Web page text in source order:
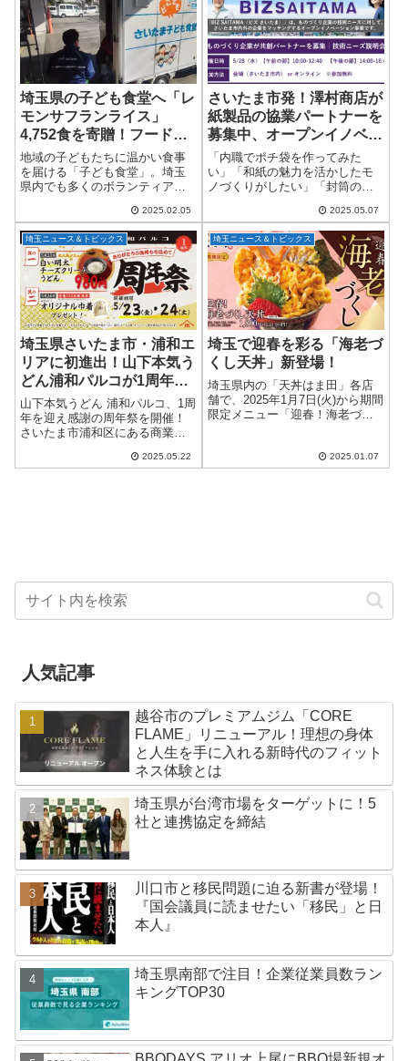
きのためのフェア...
埼玉県の子ども食堂へ「レ
モンサフランライス」
4,752食を寄贈！フードド
ライブも実施
地域の子どもたちに温かい食事
を届ける「子ども食堂」。埼玉
県内でも多くのボランティア団
今回は生活協同組合パルシステ
ム埼玉が大規模な寄贈を行いま
した！子ども食堂へ4,752パック
のごはんを提供...
2025.02.05
さいたま市発！澤村商店が
紙製品の協業パートナーを
募集中、オープンイノベー
ションで広がる地域の可能
性
「内職でポチ袋を作ってみた
い」「和紙の魅力を活かしたモ
ノづくりがしたい」「封筒の印
や職人さんに朗報です！さいた
ま市が主催し、公益財団法人さ
いたま市産業創造財団が運営す
るオープンイノベーシ...
2025.05.07
埼玉ニュース＆トピックス
埼玉県さいたま市・浦和エ
リアに初進出！山下本気う
どん浦和パルコが1周年
「本気の讃岐うどん」周年
祭開催
山下本気うどん 浦和パルコ、1周
年を迎え感謝の周年祭を開催！
さいたま市浦和区にある商業施
和エリア初出店としてオープン
2025.05.22
埼玉ニュース＆トピックス
埼玉で迎春を彩る「海老づ
くし天丼」新登場！
埼玉県内の「天丼はま田」各店
舗で、2025年1月7日(火)から期間
限定メニュー「迎春！海老づく
で、贅沢な食事を楽しんでみま
せんか？「海老づくし天丼」で
2025.01.07
人気記事
越谷市のプレミアムジム「CORE
FLAME」リニューアル！理想の身体
と人生を手に入れる新時代のフィット
ネス体験とは
埼玉県が台湾市場をターゲットに！5
社と連携協定を締結
川口市と移民問題に迫る新書が登場！
『国会議員に読ませたい「移民」と日
本人』
埼玉県南部で注目！企業従業員数ラン
キングTOP30